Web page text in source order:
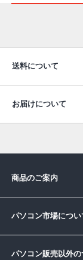
送料について
お届けについて
商品のご案内
パソコン市場につい
パソコン販売以外の